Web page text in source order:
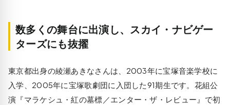
数多くの舞台に出演し、スカイ・ナビゲー
ターズにも抜擢
東京都出身の綾瀬あきなさんは、2003年に宝塚音楽学校に
入学、2005年に宝塚歌劇団に入団した91期生です。花組公
演 『マラケシュ・紅の墓標／エンター・ザ・レビュー』 で初